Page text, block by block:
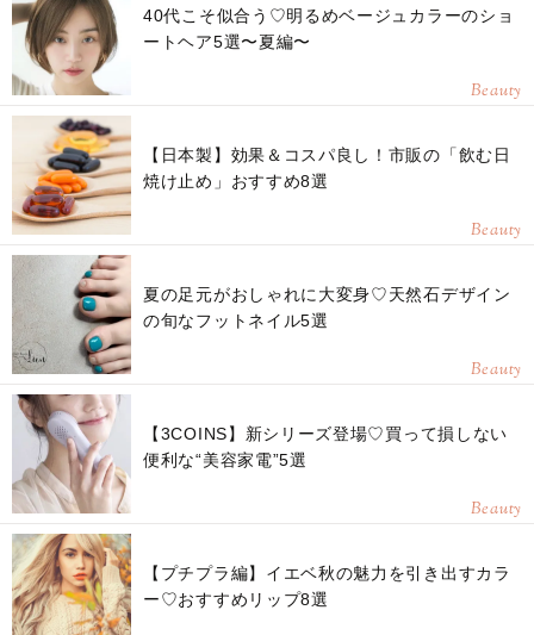
40代こそ似合う♡明るめベージュカラーのショ
ートヘア5選〜夏編〜
Beauty
【日本製】効果＆コスパ良し！市販の「飲む日
焼け止め」おすすめ8選
Beauty
夏の足元がおしゃれに大変身♡天然石デザイン
の旬なフットネイル5選
Beauty
【3COINS】新シリーズ登場♡買って損しない
便利な“美容家電”5選
Beauty
【プチプラ編】イエベ秋の魅力を引き出すカラ
ー♡おすすめリップ8選